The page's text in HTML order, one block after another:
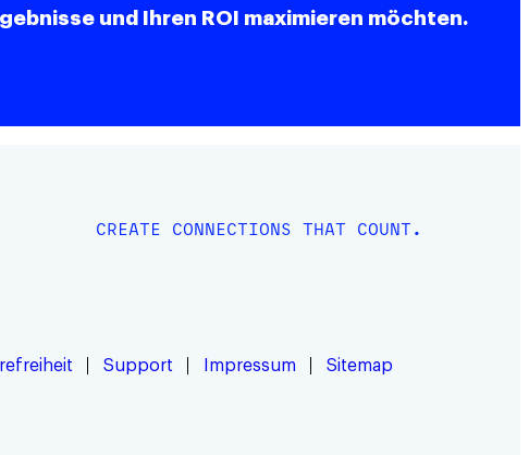
und Ihren ROI maximieren möchten.
CREATE CONNECTIONS THAT COUNT.
Support Impressum
Sitemap